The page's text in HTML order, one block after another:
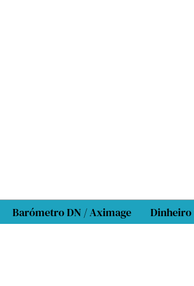
Barómetro DN / Aximage Dinheiro